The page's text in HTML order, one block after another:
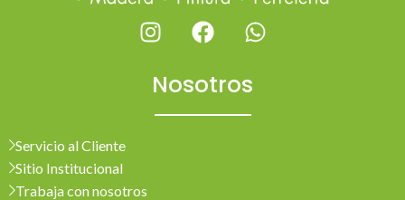
Nosotros
Servicio al Cliente
Sitio Institucional
Trabaja con nosotros